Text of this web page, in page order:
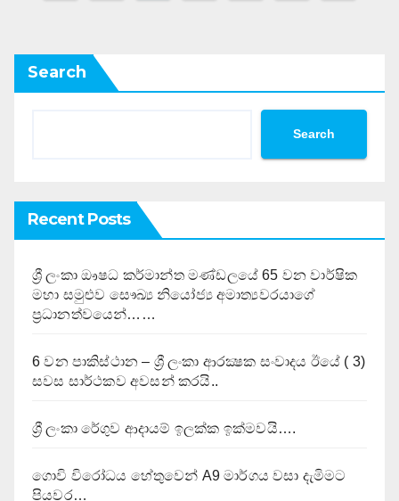
Search
Search
Recent Posts
ශ්‍රී ලංකා ඖෂධ කර්මාන්ත මණ්ඩලයේ 65 වන වාර්ෂික
මහා සමුළුව සෞඛ්‍ය නියෝජ්‍ය අමාත්‍යවරයාගේ
ප්‍රධානත්වයෙන්……
6 වන පාකිස්ථාන – ශ්‍රී ලංකා ආරක්‍ෂක සංවාදය ඊයේ ( 3)
සවස සාර්ථකව අවසන් කරයි..
ශ්‍රී ලංකා රේගුව ආදායම් ඉලක්ක ඉක්මවයි….
ගොවි විරෝධය හේතුවෙන් A9 මාර්ගය වසා දැමිමට
පියවර…